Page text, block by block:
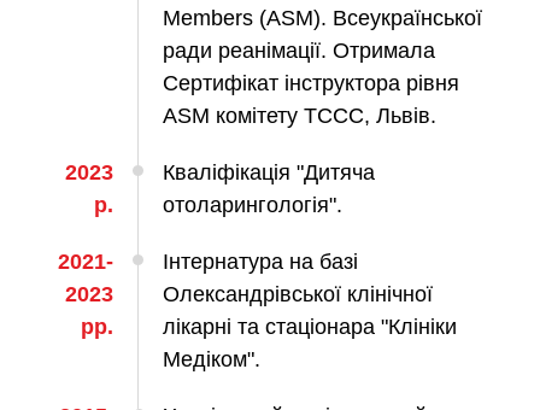
ЗАБОЛЕВАНИЙ ПЕЧЕНИ И
ПРОТОКОВ
болезней печени
ХИРУРГИЯ
Members (ASM). Всеукраїнської
ради реанімації. Отримала
Сертифікат інструктора рівня
ASM комітету ТССС, Львів.
2023
р.
Кваліфікація "Дитяча
отоларингологія".
2021-
2023
рр.
Інтернатура на базі
Олександрівської клінічної
лікарні та стаціонара "Клініки
Медіком".